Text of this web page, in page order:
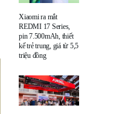
Xiaomi ra mắt
REDMI 17 Series,
pin 7.500mAh, thiết
kế trẻ trung, giá từ 5,5
triệu đồng